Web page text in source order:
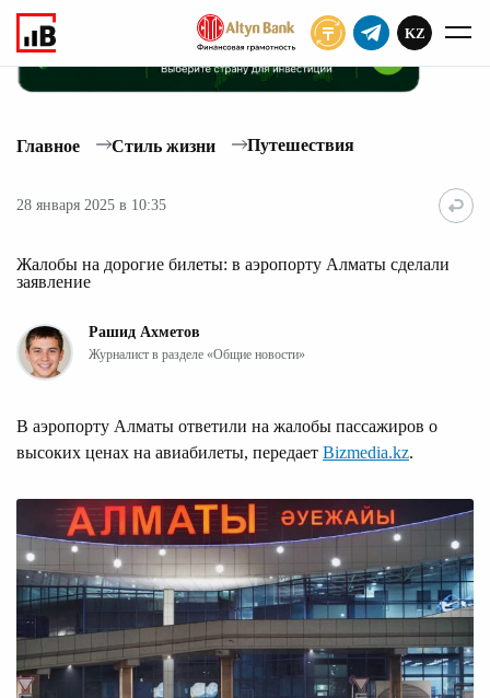
KZ
Главное Стиль жизни Путешествия
28 января 2025 в 10:35
Жалобы на дорогие билеты: в аэропорту Алматы сделали
заявление
Рашид Ахметов
Журналист в разделе «Общие новости»
В аэропорту Алматы ответили на жалобы пассажиров о
высоких ценах на авиабилеты, передает Bizmedia.kz.